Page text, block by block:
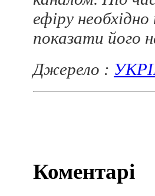
ефіру
показати його
Джерело :
Коментарі